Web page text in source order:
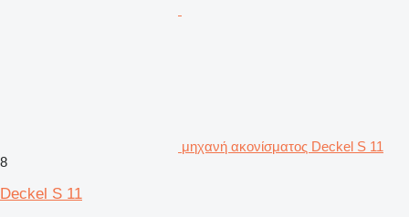
μηχανή ακονίσματος Deckel S 11
8
Deckel S 11